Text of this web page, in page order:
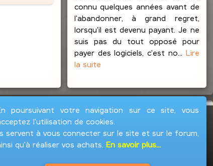
connu quelques années avant de
l'abandonner, à grand regret,
lorsqu'il est devenu payant. Je ne
suis pas du tout opposé pour
payer des logiciels, c'est no... Lire
la suite
poursuivant votre navigation sur ce site, vous
l'utilisation de cookies.
servent à vous connecter sur le site et sur le forum,
qu'à réaliser vos achats. En savoir plus...